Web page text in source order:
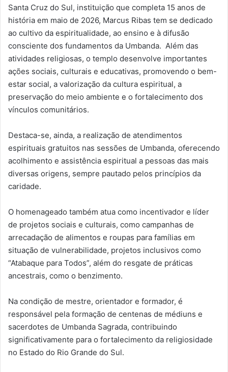
Santa Cruz do Sul, instituição que completa 15 anos de
história em maio de 2026, Marcus Ribas tem se dedicado
ao cultivo da espiritualidade, ao ensino e à difusão
consciente dos fundamentos da Umbanda. Além das
atividades religiosas, o templo desenvolve importantes
ações sociais, culturais e educativas, promovendo o bem-
estar social, a valorização da cultura espiritual, a
preservação do meio ambiente e o fortalecimento dos
vínculos comunitários.
Destaca-se, ainda, a realização de atendimentos
espirituais gratuitos nas sessões de Umbanda, oferecendo
acolhimento e assistência espiritual a pessoas das mais
diversas origens, sempre pautado pelos princípios da
caridade.
O homenageado também atua como incentivador e líder
de projetos sociais e culturais, como campanhas de
arrecadação de alimentos e roupas para famílias em
situação de vulnerabilidade, projetos inclusivos como
“Atabaque para Todos”, além do resgate de práticas
ancestrais, como o benzimento.
Na condição de mestre, orientador e formador, é
responsável pela formação de centenas de médiuns e
sacerdotes de Umbanda Sagrada, contribuindo
significativamente para o fortalecimento da religiosidade
no Estado do Rio Grande do Sul.